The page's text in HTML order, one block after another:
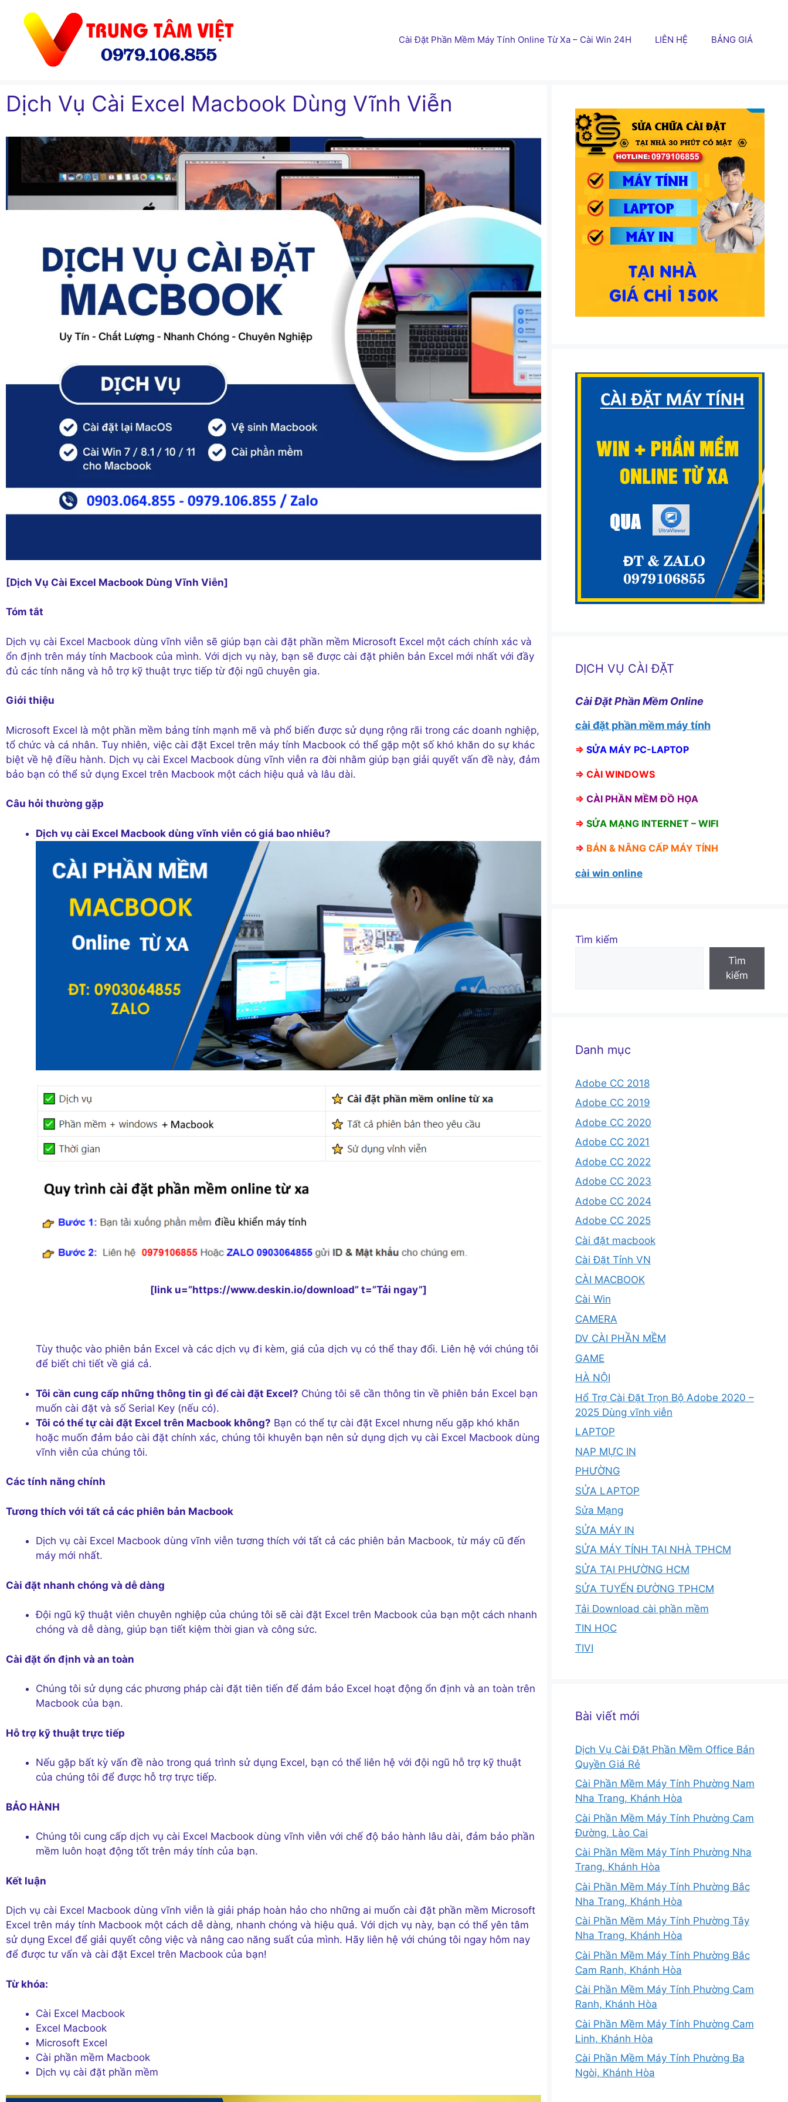
Cài Đặt Phần Mềm Máy Tính Online Từ Xa – Cài Win 24H LIÊN HỆ BẢNG GIÁ
Dịch Vụ Cài Excel Macbook Dùng Vĩnh Viễn
[Dịch Vụ Cài Excel Macbook Dùng Vĩnh Viễn]
Tóm tắt
Dịch vụ cài Excel Macbook dùng vĩnh viễn sẽ giúp bạn cài đặt phần mềm Microsoft Excel một cách chính xác và
ổn định trên máy tính Macbook của mình. Với dịch vụ này, bạn sẽ được cài đặt phiên bản Excel mới nhất với đầy
đủ các tính năng và hỗ trợ kỹ thuật trực tiếp từ đội ngũ chuyên gia.
Giới thiệu
Microsoft Excel là một phần mềm bảng tính mạnh mẽ và phổ biến được sử dụng rộng rãi trong các doanh nghiệp,
tổ chức và cá nhân. Tuy nhiên, việc cài đặt Excel trên máy tính Macbook có thể gặp một số khó khăn do sự khác
biệt về hệ điều hành. Dịch vụ cài Excel Macbook dùng vĩnh viễn ra đời nhằm giúp bạn giải quyết vấn đề này, đảm
bảo bạn có thể sử dụng Excel trên Macbook một cách hiệu quả và lâu dài.
Câu hỏi thường gặp
Dịch vụ cài Excel Macbook dùng vĩnh viễn có giá bao nhiêu?
[link u=”https://www.deskin.io/download” t=”Tải ngay”]
Tùy thuộc vào phiên bản Excel và các dịch vụ đi kèm, giá của dịch vụ có thể thay đổi. Liên hệ với chúng tôi
để biết chi tiết về giá cả.
Tôi cần cung cấp những thông tin gì để cài đặt Excel? Chúng tôi sẽ cần thông tin về phiên bản Excel bạn
muốn cài đặt và số Serial Key (nếu có).
Tôi có thể tự cài đặt Excel trên Macbook không? Bạn có thể tự cài đặt Excel nhưng nếu gặp khó khăn
hoặc muốn đảm bảo cài đặt chính xác, chúng tôi khuyên bạn nên sử dụng dịch vụ cài Excel Macbook dùng
vĩnh viễn của chúng tôi.
Các tính năng chính
Tương thích với tất cả các phiên bản Macbook
Dịch vụ cài Excel Macbook dùng vĩnh viễn tương thích với tất cả các phiên bản Macbook, từ máy cũ đến
máy mới nhất.
Cài đặt nhanh chóng và dễ dàng
Đội ngũ kỹ thuật viên chuyên nghiệp của chúng tôi sẽ cài đặt Excel trên Macbook của bạn một cách nhanh
chóng và dễ dàng, giúp bạn tiết kiệm thời gian và công sức.
Cài đặt ổn định và an toàn
Chúng tôi sử dụng các phương pháp cài đặt tiên tiến để đảm bảo Excel hoạt động ổn định và an toàn trên
Macbook của bạn.
Hỗ trợ kỹ thuật trực tiếp
Nếu gặp bất kỳ vấn đề nào trong quá trình sử dụng Excel, bạn có thể liên hệ với đội ngũ hỗ trợ kỹ thuật
của chúng tôi để được hỗ trợ trực tiếp.
BẢO HÀNH
Chúng tôi cung cấp dịch vụ cài Excel Macbook dùng vĩnh viễn với chế độ bảo hành lâu dài, đảm bảo phần
mềm luôn hoạt động tốt trên máy tính của bạn.
Kết luận
Dịch vụ cài Excel Macbook dùng vĩnh viễn là giải pháp hoàn hảo cho những ai muốn cài đặt phần mềm Microsoft
Excel trên máy tính Macbook một cách dễ dàng, nhanh chóng và hiệu quả. Với dịch vụ này, bạn có thể yên tâm
sử dụng Excel để giải quyết công việc và nâng cao năng suất của mình. Hãy liên hệ với chúng tôi ngay hôm nay
để được tư vấn và cài đặt Excel trên Macbook của bạn!
Từ khóa:
Cài Excel Macbook
Excel Macbook
Microsoft Excel
Cài phần mềm Macbook
Dịch vụ cài đặt phần mềm
DỊCH VỤ CÀI ĐẶT
Cài Đặt Phần Mềm Online
cài đặt phần mềm máy tính
⇒ SỬA MÁY PC-LAPTOP
⇒ CÀI WINDOWS
⇒ CÀI PHẦN MỀM ĐỒ HỌA
⇒ SỬA MẠNG INTERNET – WIFI
⇒ BÁN & NÂNG CẤP MÁY TÍNH
cài win online
Tìm kiếm
Tìm
kiếm
Danh mục
Adobe CC 2018
Adobe CC 2019
Adobe CC 2020
Adobe CC 2021
Adobe CC 2022
Adobe CC 2023
Adobe CC 2024
Adobe CC 2025
Cài đặt macbook
Cài Đặt Tỉnh VN
CÀI MACBOOK
Cài Win
CAMERA
DV CÀI PHẦN MỀM
GAME
HÀ NỘI
Hổ Trợ Cài Đặt Trọn Bộ Adobe 2020 –
2025 Dùng vĩnh viễn
LAPTOP
NẠP MỰC IN
PHƯỜNG
SỬA LAPTOP
Sửa Mạng
SỬA MÁY IN
SỬA MÁY TÍNH TẠI NHÀ TPHCM
SỬA TẠI PHƯỜNG HCM
SỬA TUYẾN ĐƯỜNG TPHCM
Tải Download cài phần mềm
TIN HỌC
TIVI
Bài viết mới
Dịch Vụ Cài Đặt Phần Mềm Office Bản
Quyền Giá Rẻ
Cài Phần Mềm Máy Tính Phường Nam
Nha Trang, Khánh Hòa
Cài Phần Mềm Máy Tính Phường Cam
Đường, Lào Cai
Cài Phần Mềm Máy Tính Phường Nha
Trang, Khánh Hòa
Cài Phần Mềm Máy Tính Phường Bắc
Nha Trang, Khánh Hòa
Cài Phần Mềm Máy Tính Phường Tây
Nha Trang, Khánh Hòa
Cài Phần Mềm Máy Tính Phường Bắc
Cam Ranh, Khánh Hòa
Cài Phần Mềm Máy Tính Phường Cam
Ranh, Khánh Hòa
Cài Phần Mềm Máy Tính Phường Cam
Linh, Khánh Hòa
Cài Phần Mềm Máy Tính Phường Ba
Ngòi, Khánh Hòa